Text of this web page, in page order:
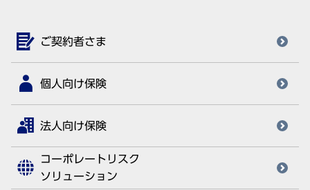
ご契約者さま
個人向け保険
法人向け保険
コーポレートリスク
ソリューション